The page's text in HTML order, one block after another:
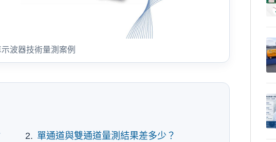
波器技術量測案例
單通道與雙通道量測結果差多少？